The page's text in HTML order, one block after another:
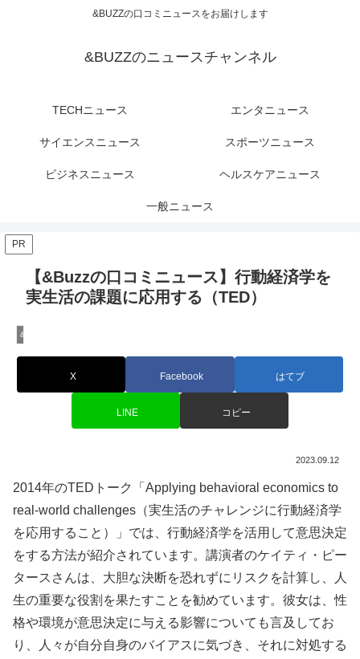
&BUZZの口コミニュースをお届けします
&BUZZのニュースチャンネル
TECHニュース エンタニュース
サイエンスニュース スポーツニュース
ビジネスニュース ヘルスケアニュース
一般ニュース
PR
【&Buzzの口コミニュース】行動経済学を
実生活の課題に応用する（TED）
&Buzzのサイエンスニュース
X Facebook はてブ
LINE コピー
2023.09.12
2014年のTEDトーク「Applying behavioral economics to
real-world challenges（実生活のチャレンジに行動経済学
を応用すること）」では、行動経済学を活用して意思決定
をする方法が紹介されています。講演者のケイティ・ピー
タースさんは、大胆な決断を恐れずにリスクを計算し、人
生の重要な役割を果たすことを勧めています。彼女は、性
格や環境が意思決定に与える影響についても言及してお
り、人々が自分自身のバイアスに気づき、それに対処する